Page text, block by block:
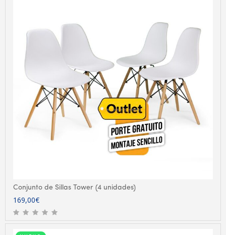
Conjunto de Sillas Tower (4 unidades)
169,00€